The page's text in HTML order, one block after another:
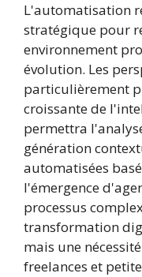
L'automatisation
stratégique pour
environnement
évolution. Les
particulièrement
croissante de
permettra
génération
automatisées
l'émergence
processus
transformation
mais une
freelances et